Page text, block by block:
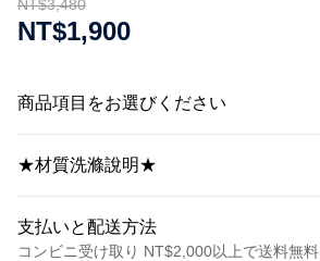
NT$3,480
NT$1,900
商品項目をお選びください
★材質洗滌說明★
支払いと配送方法
コンビニ受け取り NT$2,000以上で送料無料